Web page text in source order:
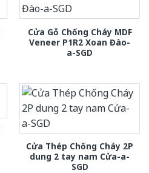
Cửa Gỗ Chống Cháy MDF
Veneer P1R2 Xoan Đào-
a-SGD
Cửa Thép Chống Cháy 2P
dung 2 tay nam Cửa-a-
SGD